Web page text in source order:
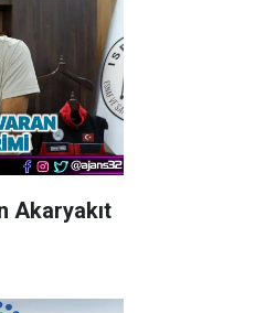
Akaryakıt